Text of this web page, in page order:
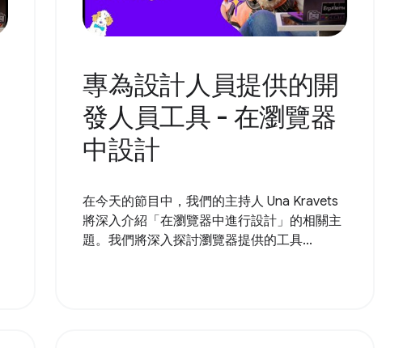
專為設計人員提供的開
發人員工具 - 在瀏覽器
中設計
在今天的節目中，我們的主持人 Una Kravets
將深入介紹「在瀏覽器中進行設計」的相關主
題。我們將深入探討瀏覽器提供的工具...